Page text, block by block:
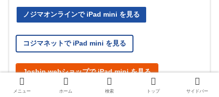
ノジマオンラインで iPad mini を見る
コジマネットで iPad mini を見る
Joshin webショップで iPad mini を見る
メニュー ホーム 検索 トップ サイドバー